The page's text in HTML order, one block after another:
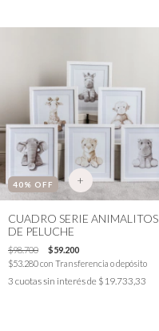
40% OFF +
CUADRO SERIE ANIMALITOS
DE PELUCHE
$98.700
$59.200
$53.280con Transferencia o depósito
3 cuotas sin interés de $19.733,33